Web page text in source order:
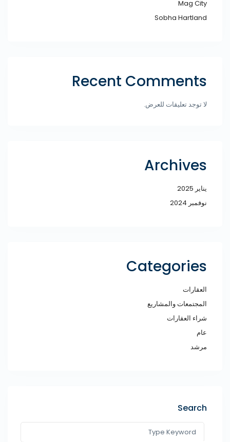
Mag City
Sobha Hartland
Recent Comments
لا توجد تعليقات للعرض.
Archives
يناير 2025
نوفمبر 2024
Categories
العقارات
المجتمعات والمشاريع
شراء العقارات
عام
مرشد
Search